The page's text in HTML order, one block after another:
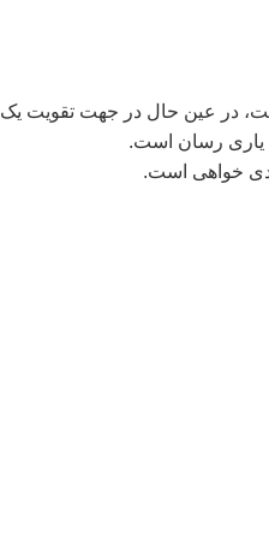
در عین حال در جهت تقویت
یاری رسان است.
خواهی است.